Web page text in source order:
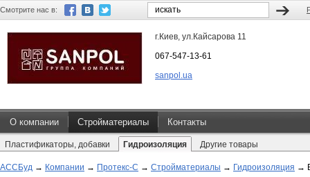
Смотрите нас в:
г.Киев, ул.Кайсарова 11
067-547-13-61
sanpol.ua
О компании Стройматериалы Контакты
Пластификаторы, добавки Гидроизоляция Другие товары
АССБуд → Компании → Протекс-С → Стройматериалы → Гидроизоляция →